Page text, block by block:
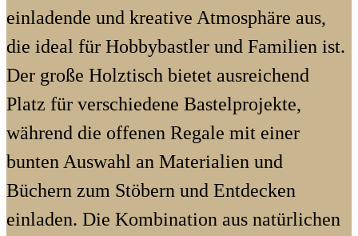
einladende und kreative Atmosphäre aus,
die ideal für Hobbybastler und Familien ist.
Der große Holztisch bietet ausreichend
Platz für verschiedene Bastelprojekte,
während die offenen Regale mit einer
bunten Auswahl an Materialien und
Büchern zum Stöbern und Entdecken
einladen. Die Kombination aus natürlichen